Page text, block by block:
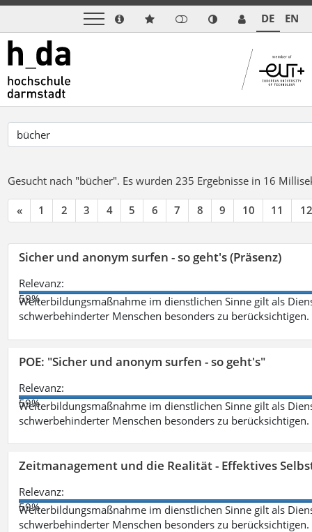
DE EN
Gesucht nach "bücher". Es wurden 235 Ergebnisse in 16
« 1 2 3 4 5 6 7 8 9 10 11 12
Sicher und anonym surfen - so geht's (Präsenz)
Relevanz:
59%
Weiterbildungsmaßnahme im dienstlichen Sinne gilt als
schwerbehinderter Menschen besonders zu berücksichtigen.
POE: "Sicher und anonym surfen - so geht's"
Relevanz:
59%
Weiterbildungsmaßnahme im dienstlichen Sinne gilt als
schwerbehinderter Menschen besonders zu berücksichtigen.
Zeitmanagement und die Realität - Effektives
Relevanz:
59%
Weiterbildungsmaßnahme im dienstlichen Sinne gilt als
schwerbehinderter Menschen besonders zu berücksichtigen.